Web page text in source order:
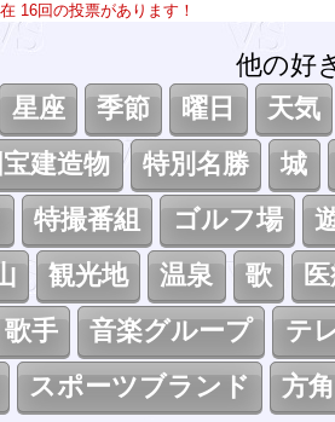
16回の投票があります！
他の好
星座 季節 曜日
天気
宝建造物 特別名勝
城
特撮番組 ゴルフ場
観光地 温泉 歌
歌手 音楽グループ
テ
スポーツブランド 方角